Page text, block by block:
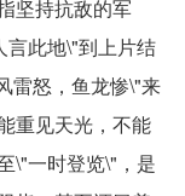
坚持抗敌的军
言此地\"到上片结
雷怒，鱼龙惨\"来
重见天光，不能
\"一时登览\"，是